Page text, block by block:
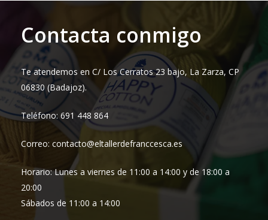
Contacta conmigo
Te atendemos en C/ Los Cerratos 23 bajo, La Zarza, CP
06830 (Badajoz).
Teléfono: 691 448 864
Correo: contacto@eltallerdefranccesca.es
Horario: Lunes a viernes de 11:00 a 14:00 y de 18:00 a
20:00
Sábados de 11:00 a 14:00